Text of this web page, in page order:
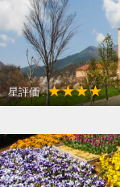
星評価 :★★★★
温泉リゾート